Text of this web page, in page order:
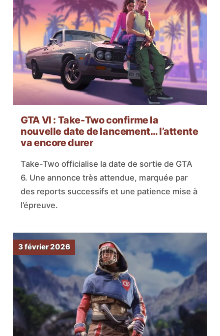
GTA VI : Take-Two confirme la
nouvelle date de lancement… l’attente
va encore durer
Take-Two officialise la date de sortie de GTA
6. Une annonce très attendue, marquée par
des reports successifs et une patience mise à
l’épreuve.
3 février 2026